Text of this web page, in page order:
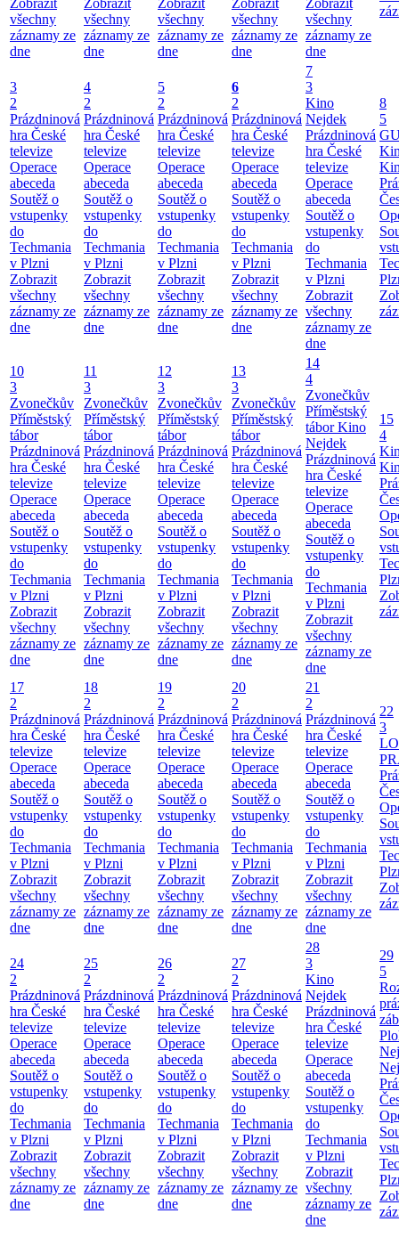
Zobrazit
všechny
záznamy ze
dne
Zobrazit
všechny
záznamy ze
dne
Zobrazit
všechny
záznamy ze
dne
Zobrazit
všechny
záznamy ze
dne
Zobrazit
všechny
záznamy ze
dne
3
2
Prázdninová
hra České
televize
Operace
abeceda
Soutěž o
vstupenky
do
Techmania
v Plzni
Zobrazit
všechny
záznamy ze
dne
4
2
Prázdninová
hra České
televize
Operace
abeceda
Soutěž o
vstupenky
do
Techmania
v Plzni
Zobrazit
všechny
záznamy ze
dne
5
2
Prázdninová
hra České
televize
Operace
abeceda
Soutěž o
vstupenky
do
Techmania
v Plzni
Zobrazit
všechny
záznamy ze
dne
6
2
Prázdninová
hra České
televize
Operace
abeceda
Soutěž o
vstupenky
do
Techmania
v Plzni
Zobrazit
všechny
záznamy ze
dne
7
3
Kino
Nejdek
Prázdninová
hra České
televize
Operace
abeceda
Soutěž o
vstupenky
do
Techmania
v Plzni
Zobrazit
všechny
záznamy ze
dne
8
5
10
3
Zvonečkův
Příměstský
tábor
Prázdninová
hra České
televize
Operace
abeceda
Soutěž o
vstupenky
do
Techmania
v Plzni
Zobrazit
všechny
záznamy ze
dne
11
3
Zvonečkův
Příměstský
tábor
Prázdninová
hra České
televize
Operace
abeceda
Soutěž o
vstupenky
do
Techmania
v Plzni
Zobrazit
všechny
záznamy ze
dne
12
3
Zvonečkův
Příměstský
tábor
Prázdninová
hra České
televize
Operace
abeceda
Soutěž o
vstupenky
do
Techmania
v Plzni
Zobrazit
všechny
záznamy ze
dne
13
3
Zvonečkův
Příměstský
tábor
Prázdninová
hra České
televize
Operace
abeceda
Soutěž o
vstupenky
do
Techmania
v Plzni
Zobrazit
všechny
záznamy ze
dne
14
4
Zvonečkův
Příměstský
táborKino
Nejdek
Prázdninová
hra České
televize
Operace
abeceda
Soutěž o
vstupenky
do
Techmania
v Plzni
Zobrazit
všechny
záznamy ze
dne
15
4
17
2
Prázdninová
hra České
televize
Operace
abeceda
Soutěž o
vstupenky
do
Techmania
v Plzni
Zobrazit
všechny
záznamy ze
dne
18
2
Prázdninová
hra České
televize
Operace
abeceda
Soutěž o
vstupenky
do
Techmania
v Plzni
Zobrazit
všechny
záznamy ze
dne
19
2
Prázdninová
hra České
televize
Operace
abeceda
Soutěž o
vstupenky
do
Techmania
v Plzni
Zobrazit
všechny
záznamy ze
dne
20
2
Prázdninová
hra České
televize
Operace
abeceda
Soutěž o
vstupenky
do
Techmania
v Plzni
Zobrazit
všechny
záznamy ze
dne
21
2
Prázdninová
hra České
televize
Operace
abeceda
Soutěž o
vstupenky
do
Techmania
v Plzni
Zobrazit
všechny
záznamy ze
dne
22
3
24
2
Prázdninová
hra České
televize
Operace
abeceda
Soutěž o
vstupenky
do
Techmania
v Plzni
Zobrazit
všechny
záznamy ze
dne
25
2
Prázdninová
hra České
televize
Operace
abeceda
Soutěž o
vstupenky
do
Techmania
v Plzni
Zobrazit
všechny
záznamy ze
dne
26
2
Prázdninová
hra České
televize
Operace
abeceda
Soutěž o
vstupenky
do
Techmania
v Plzni
Zobrazit
všechny
záznamy ze
dne
27
2
Prázdninová
hra České
televize
Operace
abeceda
Soutěž o
vstupenky
do
Techmania
v Plzni
Zobrazit
všechny
záznamy ze
dne
28
3
Kino
Nejdek
Prázdninová
hra České
televize
Operace
abeceda
Soutěž o
vstupenky
do
Techmania
v Plzni
Zobrazit
všechny
záznamy ze
dne
29
5